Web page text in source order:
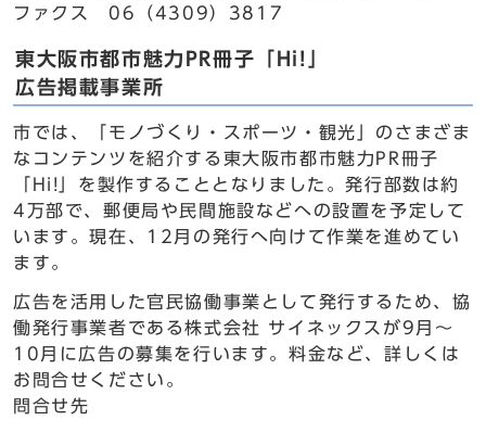
ファクス 06（4309）3817
東大阪市都市魅力PR冊子「Hi!」
広告掲載事業所
市では、「モノづくり・スポーツ・観光」のさまざま
なコンテンツを紹介する東大阪市都市魅力PR冊子
「Hi!」を製作することとなりました。発行部数は約
4万部で、郵便局や民間施設などへの設置を予定して
います。現在、12月の発行へ向けて作業を進めてい
ます。
広告を活用した官民協働事業として発行するため、協
働発行事業者である株式会社 サイネックスが9月～
10月に広告の募集を行います。料金など、詳しくは
お問合せください。
問合せ先